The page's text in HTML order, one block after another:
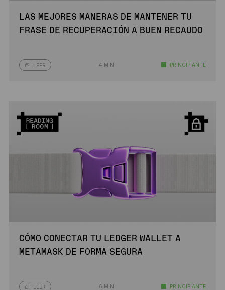
LAS MEJORES MANERAS DE MANTENER TU
FRASE DE RECUPERACIÓN A BUEN RECAUDO
LEER 4 MIN PRINCIPIANTE
CÓMO CONECTAR TU LEDGER WALLET A
METAMASK DE FORMA SEGURA
LEER 6 MIN PRINCIPIANTE